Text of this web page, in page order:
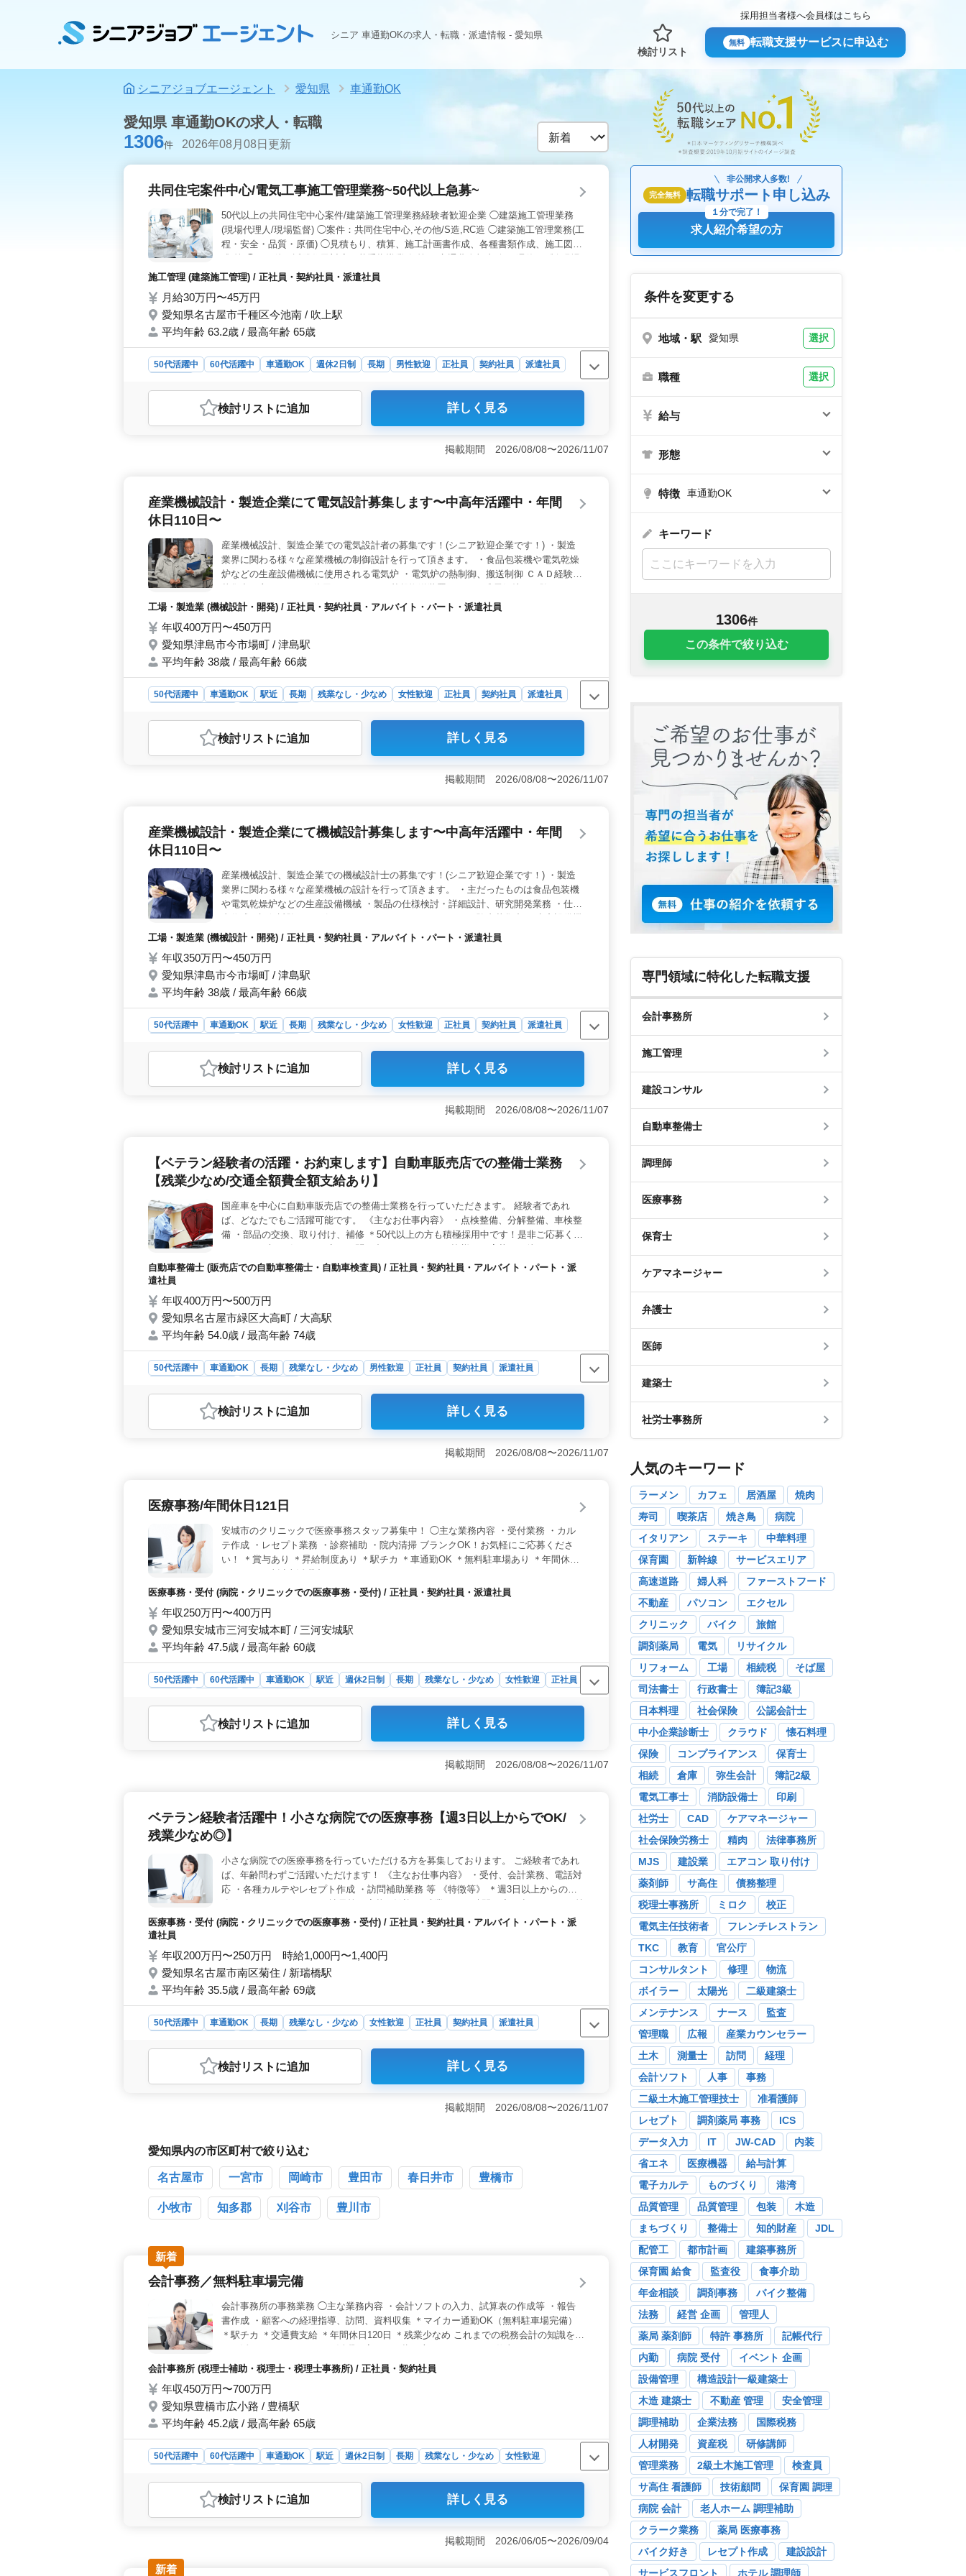
シニア 車通勤OKの求人・転職・派遣情報 - 愛知県
検討リスト
採用担当者様へ会員様はこちら
無料 転職支援サービスに申込む
シニアジョブエージェント 愛知県 車通勤OK
完全無料
非公開求人多数!
転職サポート申し込み
求人紹介希望の方
１分で完了！
条件を変更する
地域・駅 愛知県 選択
職種 選択
給与
形態
特徴 車通勤OK
キーワード
1306件
この条件で絞り込む
愛知県 車通勤OKの求人・転職
1306件 2026年08月08日更新
共同住宅案件中心/電気工事施工管理業務~50代以上急募~
50代以上の共同住宅中心案件/建築施工管理業務経験者歓迎企業 ◯建築施工管理業務
(現場代理人/現場監督) ◯案件：共同住宅中心,その他/S造,RC造 ◯建築施工管理業務(工
程・安全・品質・原価) ◯見積もり、積算、施工計画書作成、各種書類作成、施工図作
により変動あり) ・休日手当てあり ・車通勤可能 ・資格手当てあり ☆50代以上建築施
します ご応募お待ちしております。 お気軽にお問い合わせ下さい。
施工管理 (建築施工管理) / 正社員・契約社員・派遣社員
月給30万円〜45万円
愛知県名古屋市千種区今池南 / 吹上駅
平均年齢 63.2歳 / 最高年齢 65歳
50代活躍中 60代活躍中 車通勤OK 週休2日制 長期 男性歓迎 正社員 契約社員
派遣社員
おすすめポイント
＜急募：50代以上建築施工管理業務経験者募集中＞ 50代以上の方々のご応募をお待ちしていま
な方々のご応募をお待ちしております。 ＜充実の福利厚生＞ 交通費全額支給や週休2日制
建築施工管理業務経験が20年以上ある方には、さらなる待遇の向上が見込まれます。経験を活か
して新たなキャリアを築くチャンスです。
検討リスト に追加 詳しく見る
掲載期間 2026/08/08〜2026/11/07
産業機械設計・製造企業にて電気設計募集します〜中高年活躍中・年間
休日110日〜
産業機械設計、製造企業での電気設計者の募集です！(シニア歓迎企業です！) ・製造
業界に関わる様々な産業機械の制御設計を行って頂きます。 ・食品包装機や電気乾燥
炉などの生産設備機械に使用される電気炉 ・電気炉の熱制御、搬送制御 ＣＡＤ経験者
方歓迎致します！ 皆様のご応募お待ちしております！
工場・製造業 (機械設計・開発) / 正社員・契約社員・アルバイト・パート・派遣社員
年収400万円〜450万円
愛知県津島市今市場町 / 津島駅
平均年齢 38歳 / 最高年齢 66歳
50代活躍中 車通勤OK 駅近 長期 残業なし・少なめ 女性歓迎 正社員 契約社員
派遣社員
おすすめポイント
＜電気設計者を募集中＞ この求人は愛知県津島市の産業機械設計・製造企業での電気設計者の
ています。 ＜お仕事の特徴＞ 製造業界において様々な産業機械の制御設計を手がけます。
務で、土日祝休みなどのシフト制が取り入れられています。休憩時間もしっかり60分確保され、
残業も月平均15時間と少ないため、ワークライフバランスが守られています。
検討リスト に追加 詳しく見る
掲載期間 2026/08/08〜2026/11/07
産業機械設計・製造企業にて機械設計募集します〜中高年活躍中・年間
休日110日〜
産業機械設計、製造企業での機械設計士の募集です！(シニア歓迎企業です！) ・製造
業界に関わる様々な産業機械の設計を行って頂きます。 ・主だったものは食品包装機
や電気乾燥炉などの生産設備機械 ・製品の仕様検討・詳細設計、研究開発業務 ・仕様
械の設計経験者優遇致します。 皆様のご応募お待ちしております！
工場・製造業 (機械設計・開発) / 正社員・契約社員・アルバイト・パート・派遣社員
年収350万円〜450万円
愛知県津島市今市場町 / 津島駅
平均年齢 38歳 / 最高年齢 66歳
50代活躍中 車通勤OK 駅近 長期 残業なし・少なめ 女性歓迎 正社員 契約社員
派遣社員
おすすめポイント
＜機械設計のプロを募集中＞ この求人は愛知県津島市の産業機械設計・製造企業での機械設計
なっています。 ＜お仕事の特徴＞ 製造業界において様々な産業機械の設計を手がけます。
みなどのシフト制が取り入れられています。休憩時間もしっかり60分確保され、残業も月平均15
時間と少ないため、ワークライフバランスが守られています。
検討リスト に追加 詳しく見る
掲載期間 2026/08/08〜2026/11/07
【ベテラン経験者の活躍・お約束します】自動車販売店での整備士業務
【残業少なめ/交通全額費全額支給あり】
国産車を中心に自動車販売店での整備士業務を行っていただきます。 経験者であれ
ば、どなたでもご活躍可能です。 《主なお仕事内容》 ・点検整備、分解整備、車検整
備 ・部品の交換、取り付け、補修 ＊50代以上の方も積極採用中です！是非ご応募くだ
さい！ まずはお気になる点、お問い合わせください。 皆様のご応募、お待ちしており
ます！
自動車整備士 (販売店での自動車整備士・自動車検査員) / 正社員・契約社員・アルバイト・パート・派
遣社員
年収400万円〜500万円
愛知県名古屋市緑区大高町 / 大高駅
平均年齢 54.0歳 / 最高年齢 74歳
50代活躍中 車通勤OK 長期 残業なし・少なめ 男性歓迎 正社員 契約社員
派遣社員
おすすめポイント
【ベテラン経験者が活躍する自動車販売店での整備士業務】 経験豊富な方を歓迎し、自動車販
技術を発揮しましょう。50代以上の方も大歓迎です！ 【働きやすい環境での待遇】 残業が
展開する企業で、自動車整備業に携わりましょう。平均年齢54歳のチームで、経験豊富なベテラ
検討リスト に追加 詳しく見る
掲載期間 2026/08/08〜2026/11/07
医療事務/年間休日121日
安城市のクリニックで医療事務スタッフ募集中！ ◯主な業務内容 ・受付業務 ・カル
テ作成 ・レセプト業務 ・診察補助 ・院内清掃 ブランクOK！お気軽にご応募くださ
い！ ＊賞与あり ＊昇給制度あり ＊駅チカ ＊車通勤OK ＊無料駐車場あり ＊年間休日
医療事務・受付 (病院・クリニックでの医療事務・受付) / 正社員・契約社員・派遣社員
年収250万円〜400万円
愛知県安城市三河安城本町 / 三河安城駅
平均年齢 47.5歳 / 最高年齢 60歳
50代活躍中 60代活躍中 車通勤OK 駅近 週休2日制 長期 残業なし・少なめ 女性歓迎
正社員
おすすめポイント
＜働きやすい環境＞ 年間休日121日、週休2日制でプライベートも充実。残業が少なく、駅近で
厚生＞ 賞与年2回、昇給制度あり、通勤手当や無料駐車場も完備。各種保険が完備されてお
検討リスト に追加 詳しく見る
掲載期間 2026/08/08〜2026/11/07
ベテラン経験者活躍中！小さな病院での医療事務【週3日以上からでOK/
残業少なめ◎】
小さな病院での医療事務を行っていただける方を募集しております。 ご経験者であれ
ば、年齢問わずご活躍いただけます！ 《主なお仕事内容》 ・受付、会計業務、電話対
応 ・各種カルテやレセプト作成 ・訪問補助業務 等 《特徴等》 ＊週3日以上からの勤
業後のプライベートも充実 ＊増員の為、年齢問わず募集中 50代ご活躍されています。
医療事務・受付 (病院・クリニックでの医療事務・受付) / 正社員・契約社員・アルバイト・パート・派
遣社員
年収200万円〜250万円 時給1,000円〜1,400円
愛知県名古屋市南区菊住 / 新瑞橋駅
平均年齢 35.5歳 / 最高年齢 69歳
50代活躍中 車通勤OK 長期 残業なし・少なめ 女性歓迎 正社員 契約社員
派遣社員
おすすめポイント
＜ベテラン経験者歓迎の医療事務ポジション＞ この求人は小さな病院での医療事務を募集して
員・アルバイト・パート・派遣社員の応募が歓迎されています。 ＜お仕事の特徴＞ 受付、
ら働くことができます。 ＜年齢に関係なく活躍の場＞ 50代の方がご活躍中で、増員のため
す。安定した病院環境で、経験を活かして新たなキャリアを築くチャンスです。
検討リスト に追加 詳しく見る
掲載期間 2026/08/08〜2026/11/07
愛知県内の市区町村で絞り込む
名古屋市 一宮市 岡崎市 豊田市 春日井市 豊橋市
小牧市 知多郡 刈谷市 豊川市
新着
会計事務／無料駐車場完備
会計事務所の事務業務 ◯主な業務内容 ・会計ソフトの入力、試算表の作成等 ・報告
書作成 ・顧客への経理指導、訪問、資料収集 ＊マイカー通勤OK（無料駐車場完備）
＊駅チカ ＊交通費支給 ＊年間休日120日 ＊残業少なめ これまでの税務会計の知識をフ
会計事務所 (税理士補助・税理士・税理士事務所) / 正社員・契約社員
年収450万円〜700万円
愛知県豊橋市広小路 / 豊橋駅
平均年齢 45.2歳 / 最高年齢 65歳
50代活躍中 60代活躍中 車通勤OK 駅近 週休2日制 長期 残業なし・少なめ
女性歓迎
おすすめポイント
＜充実の休日＞ 年間休日120日で夏季休暇、年末年始休暇、GW休暇もあり、長期休暇を取り
す。 ＜経験を活かせる＞ 会計ソフト入力、試算表作成、報告書作成、顧客への経理指導な
す。 ＜安心の待遇＞ 豊橋駅から徒歩圏内で通いやすく、マイカー通勤では無料駐車場も利
検討リスト に追加 詳しく見る
掲載期間 2026/06/05〜2026/09/04
新着
専門領域に特化した転職支援
会計事務所
施工管理
建設コンサル
自動車整備士
調理師
医療事務
保育士
ケアマネージャー
弁護士
医師
建築士
社労士事務所
人気のキーワード
ラーメン カフェ 居酒屋
焼肉
寿司
喫茶店 焼き鳥
病院
イタリアン
ステーキ
中華料理
保育園
新幹線
サービスエリア
高速道路
婦人科
ファーストフード
不動産
パソコン
エクセル
クリニック
バイク
旅館
調剤薬局
電気
リサイクル
リフォーム
工場 相続税
そば屋
司法書士
行政書士
簿記3級
日本料理
社会保険
公認会計士
中小企業診断士
クラウド
懐石料理
保険
コンプライアンス
保育士
相続
倉庫 弥生会計
簿記2級
電気工事士
消防設備士
印刷
社労士
CAD
ケアマネージャー
社会保険労務士
精肉
法律事務所
MJS
建設業
エアコン 取り付け
薬剤師
サ高住
債務整理
税理士事務所
ミロク
校正
電気主任技術者
フレンチレストラン
TKC
教育
官公庁
コンサルタント
修理
物流
ボイラー
太陽光
二級建築士
メンテナンス
ナース
監査
管理職
広報
産業カウンセラー
土木
測量士 訪問
経理
会計ソフト
人事
事務
二級土木施工管理技士
准看護師
レセプト
調剤薬局 事務
ICS
データ入力
IT JW-CAD
内装
省エネ
医療機器
給与計算
電子カルテ
ものづくり
港湾
品質管理
品質管理 包装
木造
まちづくり
整備士 知的財産
JDL
配管工
都市計画
建築事務所
保育園 給食
監査役
食事介助
年金相談
調剤事務
バイク整備
法務
経営 企画
管理人
薬局 薬剤師
特許 事務所
記帳代行
内勤
病院 受付
イベント 企画
設備管理
構造設計一級建築士
木造 建築士
不動産 管理
安全管理
調理補助
企業法務
国際税務
人材開発
資産税
研修講師
管理業務
2級土木施工管理
検査員
サ高住 看護師
技術顧問
保育園 調理
病院 会計
老人ホーム 調理補助
クラーク業務
薬局 医療事務
バイク好き
レセプト作成
建設設計
サービスフロント
ホテル 調理師